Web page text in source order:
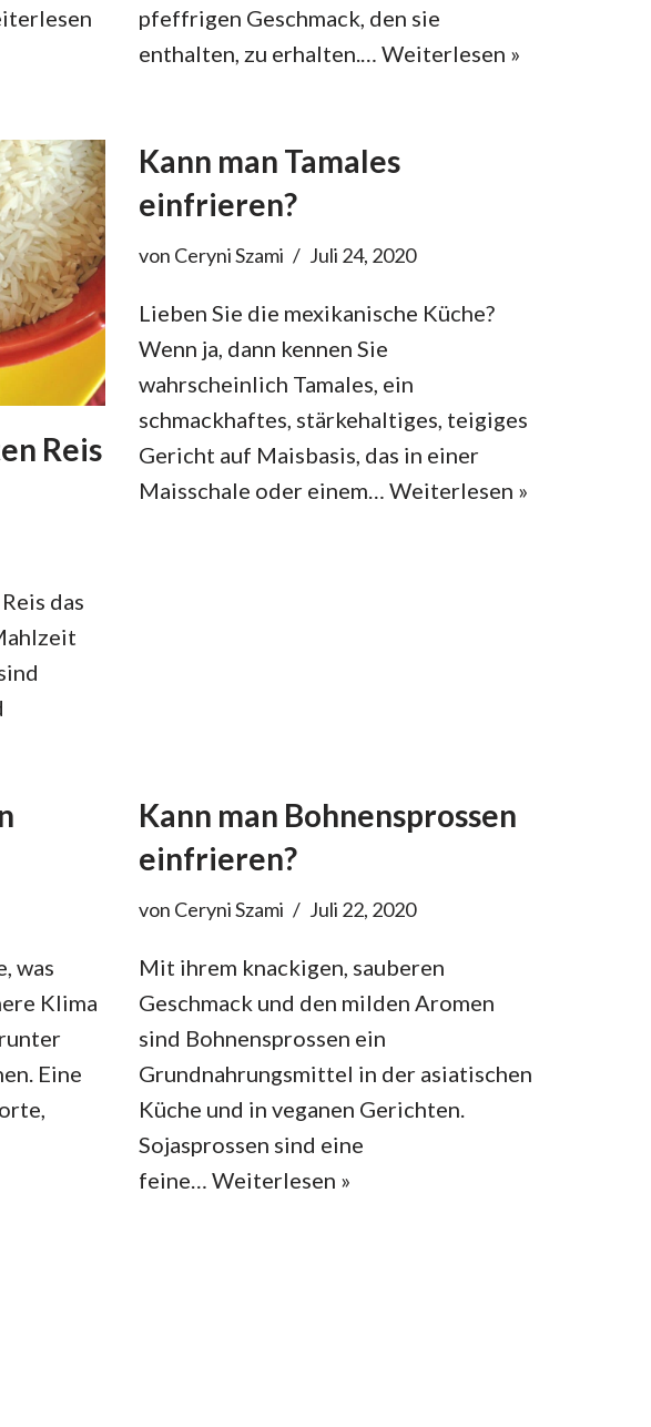
pfeffrigen Geschmack, den sie
enthalten, zu erhalten.… Weiterlesen »
Reis
das
Kann man Tamales
einfrieren?
von Ceryni Szami Juli 24, 2020
Lieben Sie die mexikanische Küche?
Wenn ja, dann kennen Sie
wahrscheinlich Tamales, ein
schmackhaftes, stärkehaltiges, teigiges
Gericht auf Maisbasis, das in einer
Maisschale oder einem… Weiterlesen »
was
Klima
Eine
Kann man Bohnensprossen
einfrieren?
von Ceryni Szami Juli 22, 2020
Mit ihrem knackigen, sauberen
Geschmack und den milden Aromen
sind Bohnensprossen ein
Grundnahrungsmittel in der asiatischen
Küche und in veganen Gerichten.
Sojasprossen sind eine
feine… Weiterlesen »